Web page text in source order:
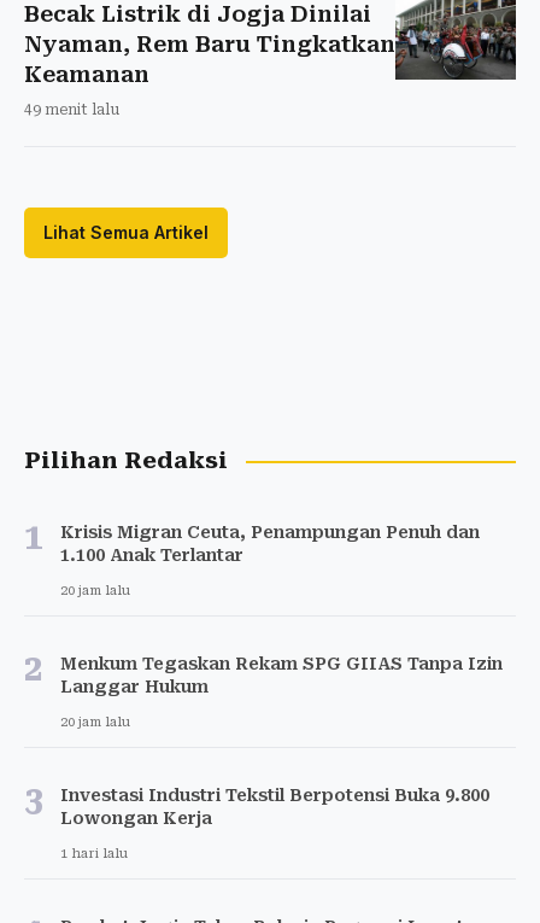
Becak Listrik di Jogja Dinilai
Nyaman, Rem Baru Tingkatkan
Keamanan
49 menit lalu
Lihat Semua Artikel
Pilihan Redaksi
1
Krisis Migran Ceuta, Penampungan Penuh dan
1.100 Anak Terlantar
20 jam lalu
2
Menkum Tegaskan Rekam SPG GIIAS Tanpa Izin
Langgar Hukum
20 jam lalu
3
Investasi Industri Tekstil Berpotensi Buka 9.800
Lowongan Kerja
1 hari lalu